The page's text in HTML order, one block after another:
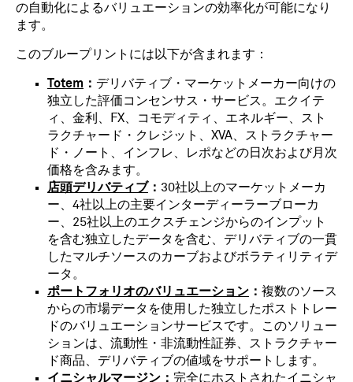
の自動化によるバリュエーションの効率化が可能になり
ます。
このブループリントには以下が含まれます：
Totem ： デリバティブ・マーケットメーカー向けの
独立した評価コンセンサス・サービス。エクイテ
ィ、金利、FX、コモディティ、エネルギー、スト
ラクチャード・クレジット、XVA、ストラクチャー
ド・ノート、インフレ、レポなどの日次および月次
価格を含みます。
店頭デリバティブ： 30社以上のマーケットメーカ
ー、4社以上の主要インターディーラーブローカ
ー、25社以上のエクスチェンジからのインプット
を含む独立したデータを含む、デリバティブの一貫
したマルチソースのカーブおよびボラティリティデ
ータ。
ポートフォリオのバリュエーション ： 複数のソース
からの市場データを使用した独立したポストトレー
ドのバリュエーションサービスです。このソリュー
ションは、流動性・非流動性証券、ストラクチャー
ド商品、デリバティブの値域をサポートします。
イニシャルマージン ： 完全にホストされたイニシャ